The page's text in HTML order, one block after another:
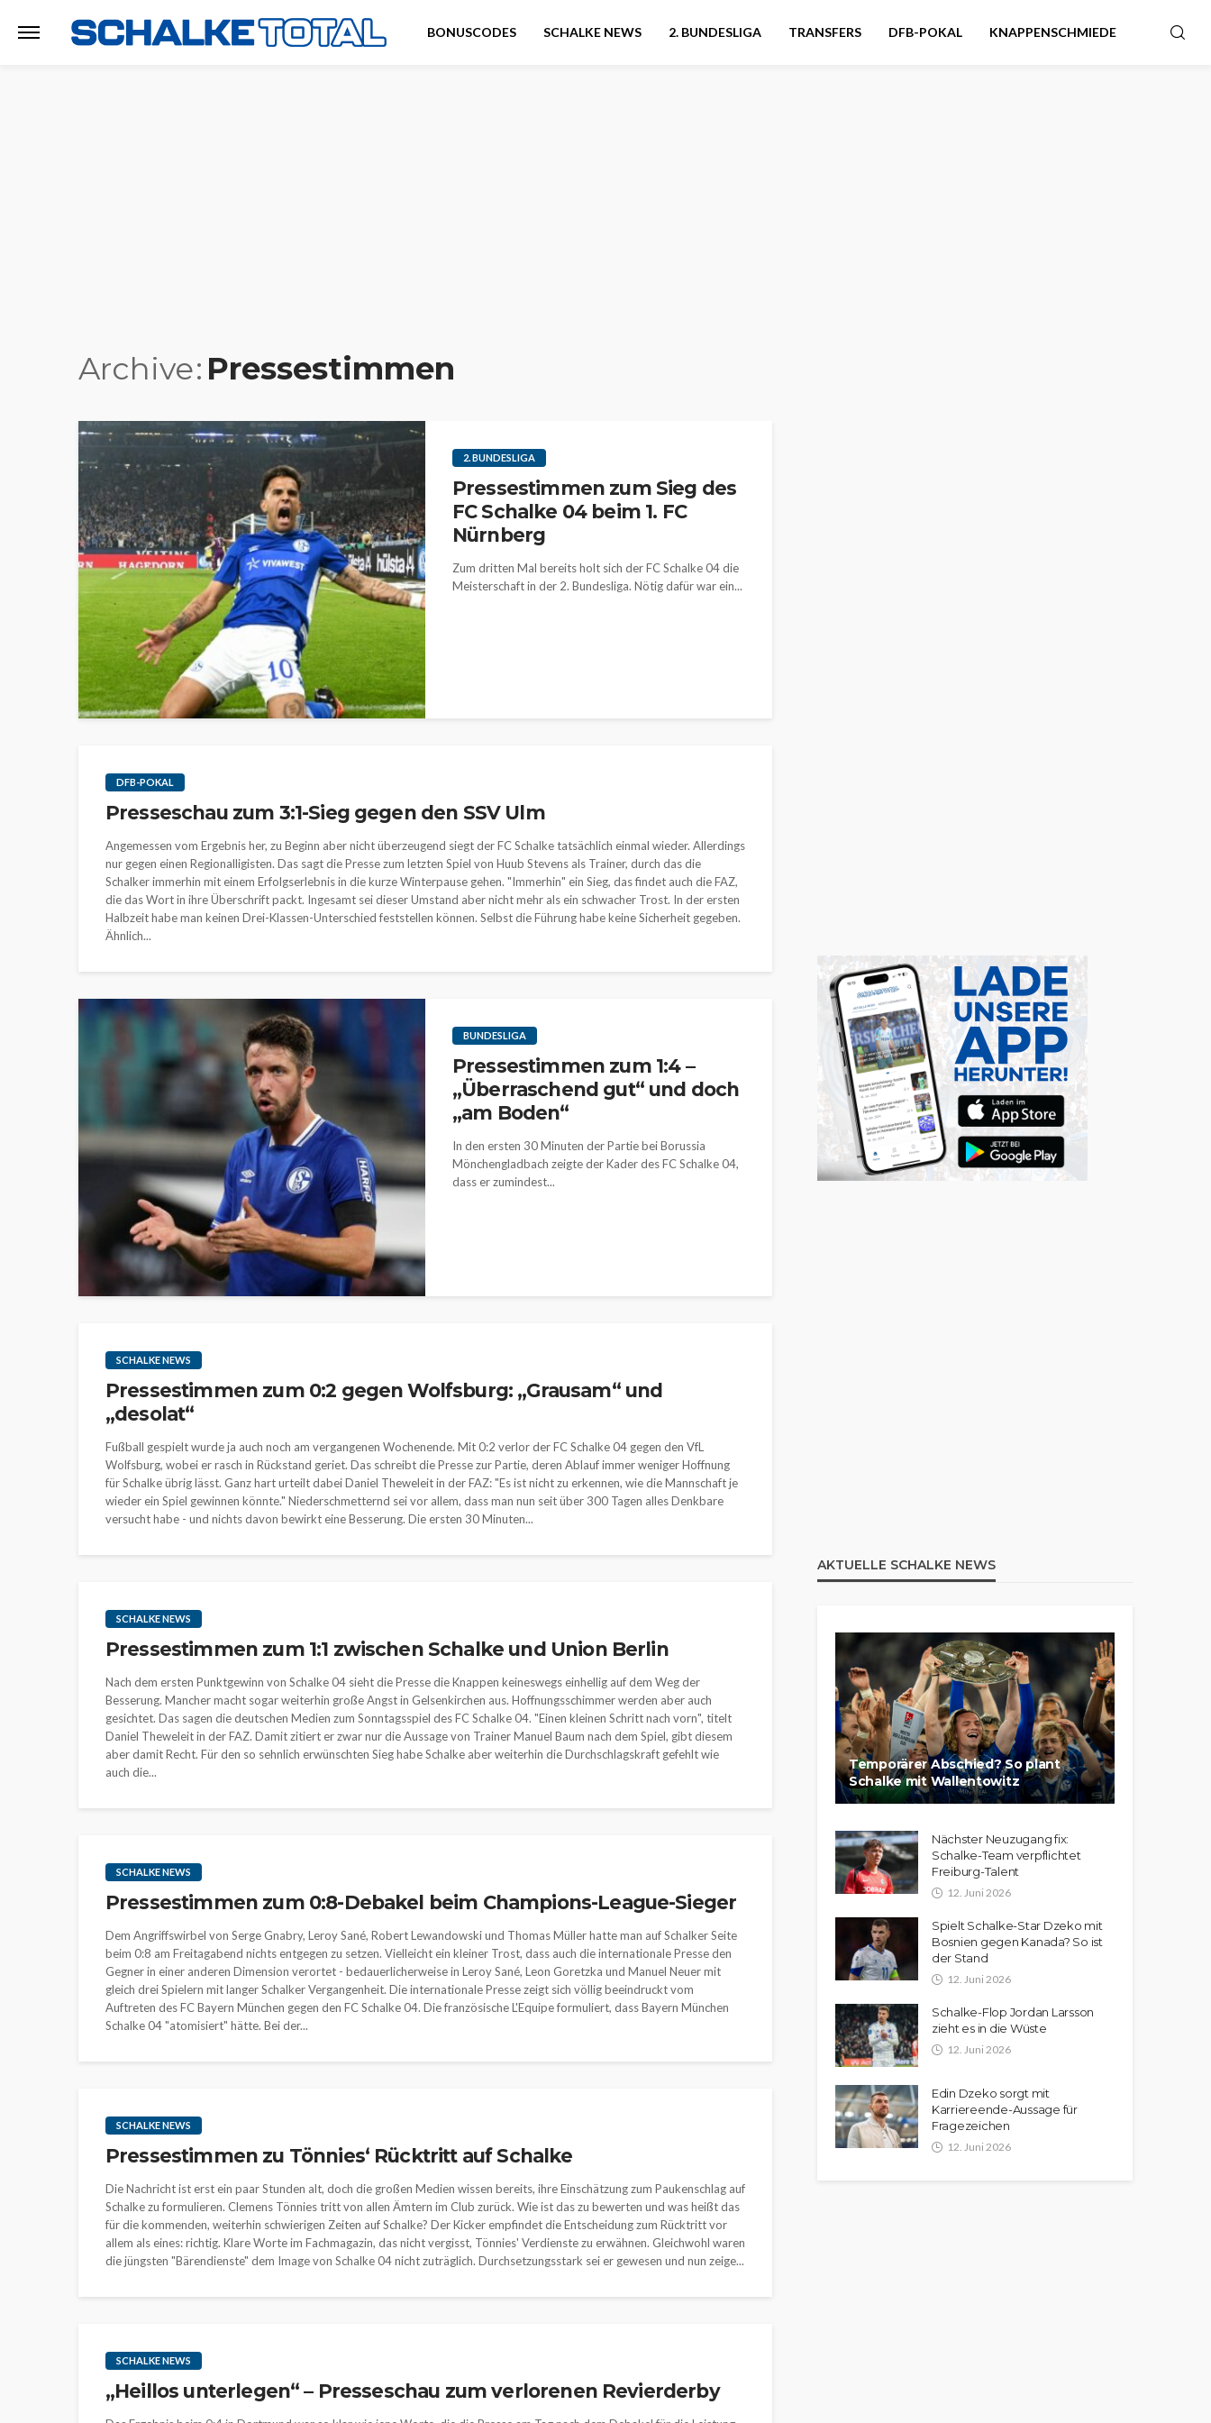
BONUSCODES SCHALKE NEWS 2. BUNDESLIGA TRANSFERS DFB-POKAL KNAPPENSCHMIEDE
Archive Pressestimmen
2. BUNDESLIGA
Pressestimmen zum Sieg des
FC Schalke 04 beim 1. FC
Nürnberg
Zum dritten Mal bereits holt sich der FC Schalke 04 die
Meisterschaft in der 2. Bundesliga. Nötig dafür war ein...
DFB-POKAL
Presseschau zum 3:1-Sieg gegen den SSV Ulm
Angemessen vom Ergebnis her, zu Beginn aber nicht überzeugend siegt der FC Schalke tatsächlich einmal wieder. Allerdings
nur gegen einen Regionalligisten. Das sagt die Presse zum letzten Spiel von Huub Stevens als Trainer, durch das die
Schalker immerhin mit einem Erfolgserlebnis in die kurze Winterpause gehen. "Immerhin" ein Sieg, das findet auch die FAZ,
die das Wort in ihre Überschrift packt. Ingesamt sei dieser Umstand aber nicht mehr als ein schwacher Trost. In der ersten
Halbzeit habe man keinen Drei-Klassen-Unterschied feststellen können. Selbst die Führung habe keine Sicherheit gegeben.
Ähnlich...
BUNDESLIGA
Pressestimmen zum 1:4 –
„Überraschend gut“ und doch
„am Boden“
In den ersten 30 Minuten der Partie bei Borussia
Mönchengladbach zeigte der Kader des FC Schalke 04,
dass er zumindest...
SCHALKE NEWS
Pressestimmen zum 0:2 gegen Wolfsburg: „Grausam“ und
„desolat“
Fußball gespielt wurde ja auch noch am vergangenen Wochenende. Mit 0:2 verlor der FC Schalke 04 gegen den VfL
Wolfsburg, wobei er rasch in Rückstand geriet. Das schreibt die Presse zur Partie, deren Ablauf immer weniger Hoffnung
für Schalke übrig lässt. Ganz hart urteilt dabei Daniel Theweleit in der FAZ: "Es ist nicht zu erkennen, wie die Mannschaft je
wieder ein Spiel gewinnen könnte." Niederschmetternd sei vor allem, dass man nun seit über 300 Tagen alles Denkbare
versucht habe - und nichts davon bewirkt eine Besserung. Die ersten 30 Minuten...
SCHALKE NEWS
Pressestimmen zum 1:1 zwischen Schalke und Union Berlin
Nach dem ersten Punktgewinn von Schalke 04 sieht die Presse die Knappen keineswegs einhellig auf dem Weg der
Besserung. Mancher macht sogar weiterhin große Angst in Gelsenkirchen aus. Hoffnungsschimmer werden aber auch
gesichtet. Das sagen die deutschen Medien zum Sonntagsspiel des FC Schalke 04. "Einen kleinen Schritt nach vorn", titelt
Daniel Theweleit in der FAZ. Damit zitiert er zwar nur die Aussage von Trainer Manuel Baum nach dem Spiel, gibt diesem
aber damit Recht. Für den so sehnlich erwünschten Sieg habe Schalke aber weiterhin die Durchschlagskraft gefehlt wie
auch die...
SCHALKE NEWS
Pressestimmen zum 0:8-Debakel beim Champions-League-Sieger
Dem Angriffswirbel von Serge Gnabry, Leroy Sané, Robert Lewandowski und Thomas Müller hatte man auf Schalker Seite
beim 0:8 am Freitagabend nichts entgegen zu setzen. Vielleicht ein kleiner Trost, dass auch die internationale Presse den
Gegner in einer anderen Dimension verortet - bedauerlicherweise in Leroy Sané, Leon Goretzka und Manuel Neuer mit
gleich drei Spielern mit langer Schalker Vergangenheit. Die internationale Presse zeigt sich völlig beeindruckt vom
Auftreten des FC Bayern München gegen den FC Schalke 04. Die französische L'Equipe formuliert, dass Bayern München
Schalke 04 "atomisiert" hätte. Bei der...
SCHALKE NEWS
Pressestimmen zu Tönnies‘ Rücktritt auf Schalke
Die Nachricht ist erst ein paar Stunden alt, doch die großen Medien wissen bereits, ihre Einschätzung zum Paukenschlag auf
Schalke zu formulieren. Clemens Tönnies tritt von allen Ämtern im Club zurück. Wie ist das zu bewerten und was heißt das
für die kommenden, weiterhin schwierigen Zeiten auf Schalke? Der Kicker empfindet die Entscheidung zum Rücktritt vor
allem als eines: richtig. Klare Worte im Fachmagazin, das nicht vergisst, Tönnies' Verdienste zu erwähnen. Gleichwohl waren
die jüngsten "Bärendienste" dem Image von Schalke 04 nicht zuträglich. Durchsetzungsstark sei er gewesen und nun zeige...
SCHALKE NEWS
„Heillos unterlegen“ – Presseschau zum verlorenen Revierderby
AKTUELLE SCHALKE NEWS
Temporärer Abschied? So plant
Schalke mit Wallentowitz
Nächster Neuzugang fix:
Schalke-Team verpflichtet
Freiburg-Talent
12. Juni 2026
Spielt Schalke-Star Dzeko mit
Bosnien gegen Kanada? So ist
der Stand
12. Juni 2026
Schalke-Flop Jordan Larsson
zieht es in die Wüste
12. Juni 2026
Edin Dzeko sorgt mit
Karriereende-Aussage für
Fragezeichen
12. Juni 2026